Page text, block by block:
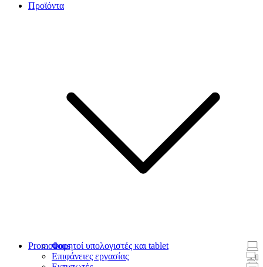
Προϊόντα
Φορητοί υπολογιστές και tablet
Επιφάνειες εργασίας
Promotions